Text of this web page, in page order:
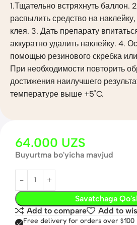
1.Тщательно встряхнуть баллон.
распылить средство на
клея. 3. Дать препарату
аккуратно удалить наклейку. 4.
помощью резинового скребка
При необходимости повторить
достижения наилучшего
температуре выше +5˚C.
64.000 UZS
Buyurtma bo'yicha mavjud
Savatchaga
Add to compare
Add to
Free delivery for orders over $100